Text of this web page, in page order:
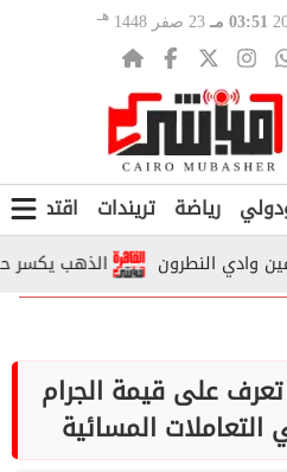
03:51 مـ 23 صفر 1448 هـ
رياضة تريندات اقتصاد
الذهب يكسر حاجز الـ6000 جنيه.. هل بدأت موجة صعود جديدة في مصر؟
على قيمة الجرام
المسائية